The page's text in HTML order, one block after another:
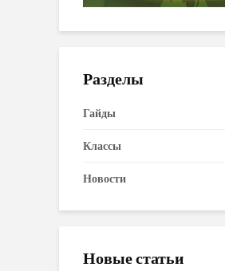
Разделы
Гайды
Классы
Новости
Новые статьи